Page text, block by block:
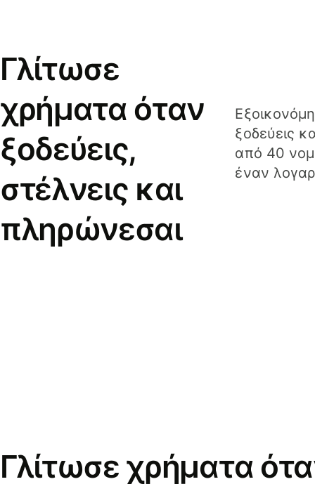
Γλίτωσε
χρήματα όταν
ξοδεύεις,
στέλνεις και
πληρώνεσαι
ξοδεύεις
από 40
έναν
Γλίτωσε χρήματα